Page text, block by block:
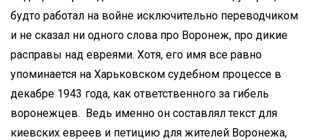
будто работал на войне исключительно переводчиком
и не сказал ни одного слова про Воронеж, про дикие
расправы над евреями. Хотя, его имя все равно
упоминается на Харьковском судебном процессе в
декабре 1943 года, как ответственного за гибель
воронежцев. Ведь именно он составлял текст для
киевских евреев и петицию для жителей Воронежа,